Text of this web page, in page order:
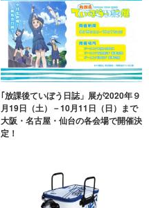
｢放課後ていぼう日誌」展が2020年９
月19日（土）－10月11日（日）まで
大阪・名古屋・仙台の各会場で開催決
定！